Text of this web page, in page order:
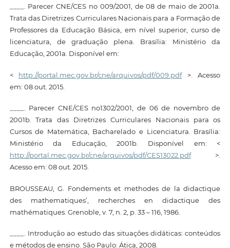
____. Parecer CNE/CES no 009/2001, de 08 de maio de 2001a.
Trata das Diretrizes Curriculares Nacionais para a Formação de
Professores da Educação Básica, em nível superior, curso de
licenciatura, de graduação plena. Brasília: Ministério da
Educação, 2001a. Disponível em:
< http://portal.mec.gov.br/cne/arquivos/pdf/009.pdf>. Acesso
em: 08 out. 2015.
____. Parecer CNE/CES no1302/2001, de 06 de novembro de
2001b. Trata das Diretrizes Curriculares Nacionais para os
Cursos de Matemática, Bacharelado e Licenciatura. Brasília:
Ministério da Educação, 2001b. Disponível em: <
http://portal.mec.gov.br/cne/arquivos/pdf/CES13022.pdf>.
Acesso em: 08 out. 2015.
BROUSSEAU, G. Fondements et methodes de la didactique
des mathematiques’, recherches en didactique des
mathématiques. Grenoble, v. 7, n. 2, p. 33 – 116, 1986.
____. Introdução ao estudo das situações didáticas: conteúdos
e métodos de ensino. São Paulo: Ática, 2008.